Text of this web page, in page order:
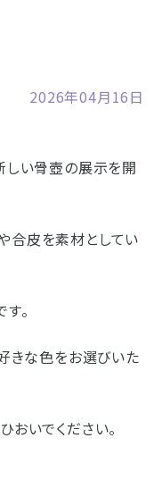
詳細を見る
焼津本店
2026年04月16日
しい骨壺の展示を開
合皮を素材としてい
。
きな色をお選びいた
いでください。